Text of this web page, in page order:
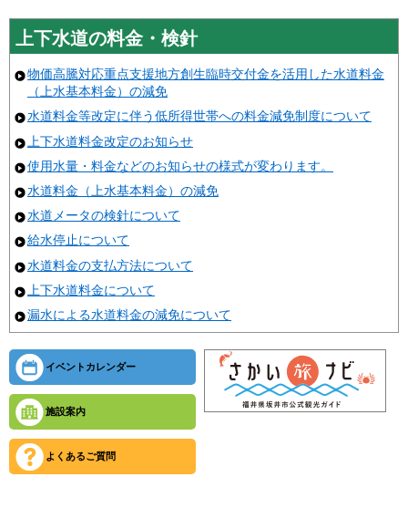
上下水道の料金・検針
物価高騰対応重点支援地方創生臨時交付金を活用した水道料金
（上水基本料金）の減免
水道料金等改定に伴う低所得世帯への料金減免制度について
上下水道料金改定のお知らせ
使用水量・料金などのお知らせの様式が変わります。
水道料金（上水基本料金）の減免
水道メータの検針について
給水停止について
水道料金の支払方法について
上下水道料金について
漏水による水道料金の減免について
イベントカレンダー
施設案内
よくあるご質問